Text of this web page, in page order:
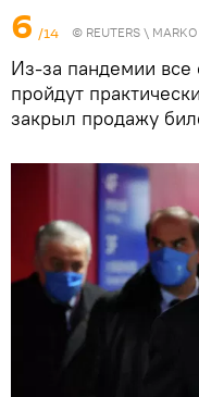
6 /14 © REUTERS \ MARKO
Из-за пандемии
пройдут
закрыл продажу